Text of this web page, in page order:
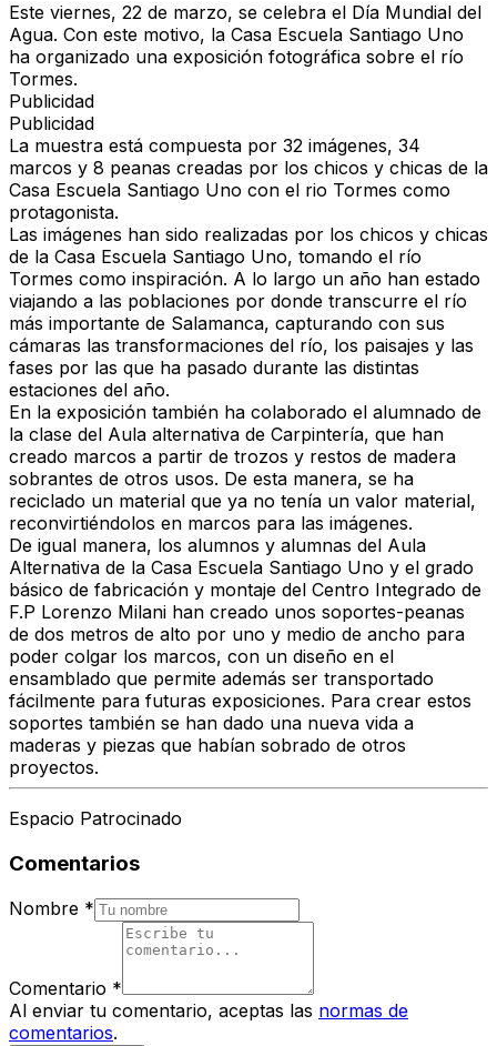
Este viernes, 22 de marzo, se celebra el Día Mundial del
Agua. Con este motivo, la Casa Escuela Santiago Uno
ha organizado una exposición fotográfica sobre el río
Tormes.
Publicidad
Publicidad
La muestra está compuesta por 32 imágenes, 34
marcos y 8 peanas creadas por los chicos y chicas de la
Casa Escuela Santiago Uno con el rio Tormes como
protagonista.
Las imágenes han sido realizadas por los chicos y chicas
de la Casa Escuela Santiago Uno, tomando el río
Tormes como inspiración. A lo largo un año han estado
viajando a las poblaciones por donde transcurre el río
más importante de Salamanca, capturando con sus
cámaras las transformaciones del río, los paisajes y las
fases por las que ha pasado durante las distintas
estaciones del año.
En la exposición también ha colaborado el alumnado de
la clase del Aula alternativa de Carpintería, que han
creado marcos a partir de trozos y restos de madera
sobrantes de otros usos. De esta manera, se ha
reciclado un material que ya no tenía un valor material,
reconvirtiéndolos en marcos para las imágenes.
De igual manera, los alumnos y alumnas del Aula
Alternativa de la Casa Escuela Santiago Uno y el grado
básico de fabricación y montaje del Centro Integrado de
F.P Lorenzo Milani han creado unos soportes-peanas
de dos metros de alto por uno y medio de ancho para
poder colgar los marcos, con un diseño en el
ensamblado que permite además ser transportado
fácilmente para futuras exposiciones. Para crear estos
soportes también se han dado una nueva vida a
maderas y piezas que habían sobrado de otros
proyectos.
Espacio Patrocinado
Comentarios
Nombre *
Comentario *
Al enviar tu comentario, aceptas las normas de
comentarios.